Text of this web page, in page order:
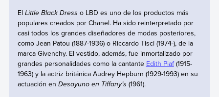
El Little Black Dress o LBD es uno de los productos más
populares creados por Chanel. Ha sido reinterpretado por
casi todos los grandes diseñadores de modas posteriores,
como Jean Patou (1887-1936) o Riccardo Tisci (1974-), de la
marca Givenchy. El vestido, además, fue inmortalizado por
grandes personalidades como la cantante Edith Piaf(1915-
1963) y la actriz británica Audrey Hepburn (1929-1993) en su
actuación en Desayuno en Tiffany’s (1961).